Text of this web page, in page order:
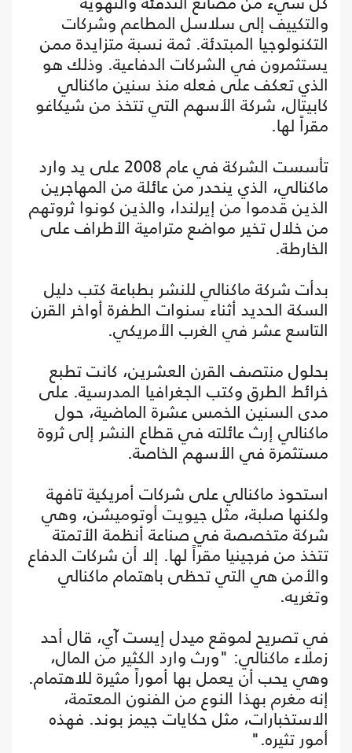
والتكييف إلى سلاسل المطاعم وشركات
التكنولوجيا المبتدئة. ثمة نسبة متزايدة ممن
يستثمرون في الشركات الدفاعية. وذلك هو
الذي تعكف على فعله منذ سنين ماكنالي
كابيتال، شركة الأسهم التي تتخذ من شيكاغو
مقراً لها.
تأسست الشركة في عام 2008 على يد وارد
ماكنالي، الذي ينحدر من عائلة من المهاجرين
الذين قدموا من إيرلندا، والذين كونوا ثروتهم
من خلال تخير مواضع مترامية الأطراف على
الخارطة.
بدأت شركة ماكنالي للنشر بطباعة كتب دليل
السكة الحديد أثناء سنوات الطفرة أواخر القرن
التاسع عشر في الغرب الأمريكي.
بحلول منتصف القرن العشرين، كانت تطبع
خرائط الطرق وكتب الجغرافيا المدرسية. على
مدى السنين الخمس عشرة الماضية، حول
ماكنالي إرث عائلته في قطاع النشر إلى ثروة
مستثمرة في الأسهم الخاصة.
استحوذ ماكنالي على شركات أمريكية تافهة
ولكنها صلبة، مثل جيويت أوتوميشن، وهي
شركة متخصصة في صناعة أنظمة الأتمتة
تتخذ من فرجينيا مقراً لها. إلا أن شركات الدفاع
والأمن هي التي تحظى باهتمام ماكنالي
وتغريه.
في تصريح لموقع ميدل إيست آي، قال أحد
زملاء ماكنالي: "ورث وارد الكثير من المال،
وهي يحب أن يعمل بها أموراً مثيرة للاهتمام.
إنه مغرم بهذا النوع من الفنون المعتمة،
الاستخبارات، مثل حكايات جيمز بوند. فهذه
أمور تثيره."